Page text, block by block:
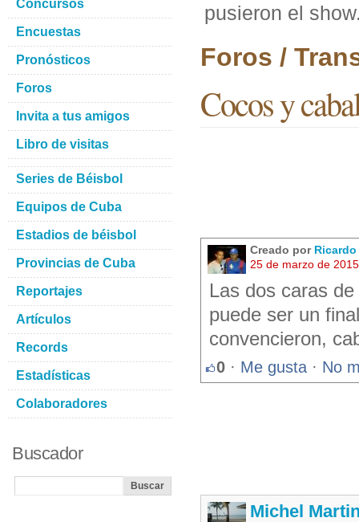
pusieron el
Foros /
Cocos y
Creado por Ricardo
25 de marzo de
Las dos caras
puede ser un
convencieron,
0 · Me gusta · No
Michel
Concursos
Encuestas
Pronósticos
Foros
Invita a tus amigos
Libro de visitas
Series de Béisbol
Equipos de Cuba
Estadios de béisbol
Provincias de Cuba
Reportajes
Artículos
Records
Estadísticas
Colaboradores
Buscador